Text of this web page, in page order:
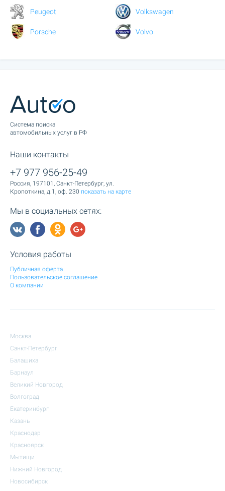
Peugeot
Porsche
Volkswagen
Volvo
Cистема поиска
автомобильных услуг в РФ
Наши контакты
+7 977 956-25-49
Россия, 197101, Санкт-Петербург, ул.
Кропоткина, д.1, оф. 230 показать на карте
Мы в социальных сетях:
Условия работы
Публичная оферта
Пользовательское соглашение
О компании
Москва
Санкт-Петербург
Балашиха
Барнаул
Великий Новгород
Волгоград
Екатеринбург
Казань
Краснодар
Красноярск
Мытищи
Нижний Новгород
Новосибирск